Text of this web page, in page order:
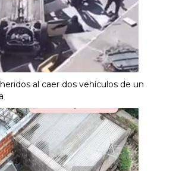
al caer dos vehículos de un